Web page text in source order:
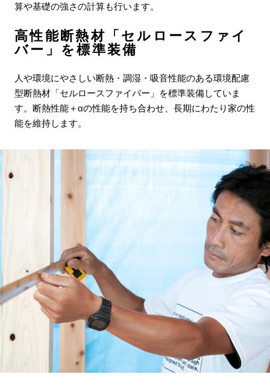
算や基礎の強さの計算も行います。
高性能断熱材「セルロースファイ
バー」を標準装備
人や環境にやさしい断熱・調湿・吸音性能のある環境配慮
型断熱材「セルロースファイバー」を標準装備していま
す。断熱性能＋αの性能を持ち合わせ、長期にわたり家の性
能を維持します。